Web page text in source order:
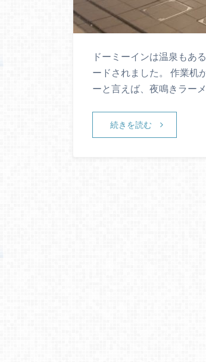
ドーミーインは温泉もあ
ードされました。 作業机
ーと言えば、夜鳴きラー
続きを読む